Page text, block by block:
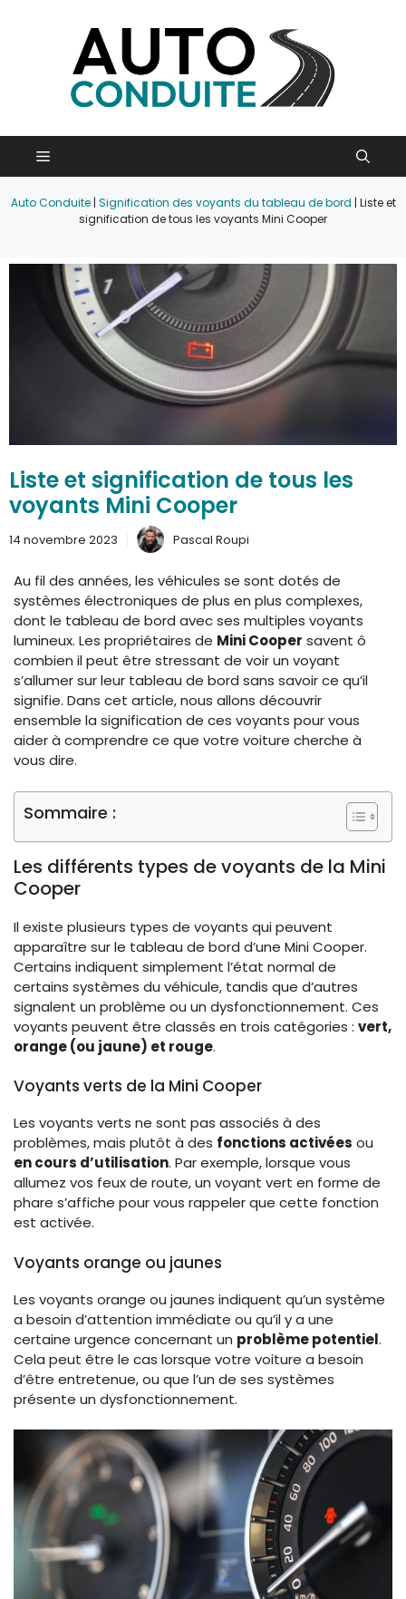
Menu
Auto Conduite| Signification des voyants du tableau de bord | Liste et
signification de tous les voyants Mini Cooper
Liste et signification de tous les
voyants Mini Cooper
14 novembre 2023 Pascal Roupi
Au fil des années, les véhicules se sont dotés de
systèmes électroniques de plus en plus complexes,
dont le tableau de bord avec ses multiples voyants
lumineux. Les propriétaires de Mini Cooper savent ô
combien il peut être stressant de voir un voyant
s’allumer sur leur tableau de bord sans savoir ce qu’il
signifie. Dans cet article, nous allons découvrir
ensemble la signification de ces voyants pour vous
aider à comprendre ce que votre voiture cherche à
vous dire.
Sommaire :
Les différents types de voyants de la Mini
Cooper
Il existe plusieurs types de voyants qui peuvent
apparaître sur le tableau de bord d’une Mini Cooper.
Certains indiquent simplement l’état normal de
certains systèmes du véhicule, tandis que d’autres
signalent un problème ou un dysfonctionnement. Ces
voyants peuvent être classés en trois catégories : vert,
orange (ou jaune) et rouge.
Voyants verts de la Mini Cooper
Les voyants verts ne sont pas associés à des
problèmes, mais plutôt à des fonctions activées ou
en cours d’utilisation. Par exemple, lorsque vous
allumez vos feux de route, un voyant vert en forme de
phare s’affiche pour vous rappeler que cette fonction
est activée.
Voyants orange ou jaunes
Les voyants orange ou jaunes indiquent qu’un système
a besoin d’attention immédiate ou qu’il y a une
certaine urgence concernant un problème potentiel.
Cela peut être le cas lorsque votre voiture a besoin
d’être entretenue, ou que l’un de ses systèmes
présente un dysfonctionnement.